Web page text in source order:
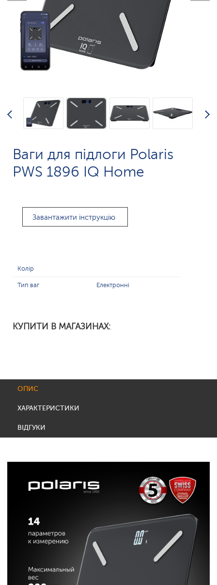
Ваги для підлоги Polaris
PWS 1896 IQ Home
Завантажити інструкцію
Колір
Тип ваг Електронні
КУПИТИ В МАГАЗИНАХ:
ОПИС
ХАРАКТЕРИСТИКИ
ВІДГУКИ